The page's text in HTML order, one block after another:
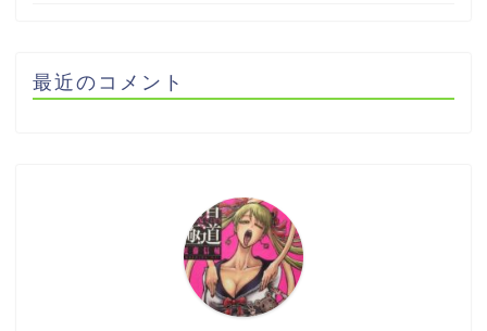
最近のコメント